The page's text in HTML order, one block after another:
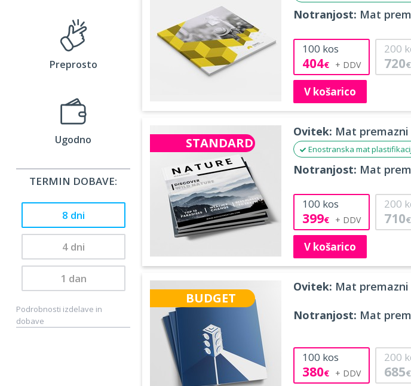
Preprosto
Ugodno
TERMIN DOBAVE:
8 dni
4 dni
1 dan
Podrobnosti izdelave in
dobave
Notranjost: Mat
100 kos
404€
200
720€
V košarico
STANDARD
Ovitek: Mat premazni
Enostranska mat
Notranjost: Mat
100 kos
399€
200
710€
V košarico
BUDGET
Ovitek: Mat premazni
Notranjost: Mat
100 kos
380€
200
685€